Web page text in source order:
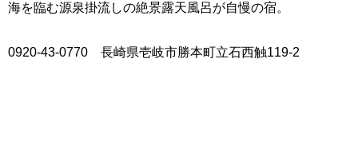
海を臨む源泉掛流しの絶景露天風呂が自慢の宿。
0920-43-0770 長崎県壱岐市勝本町立石西触119-2